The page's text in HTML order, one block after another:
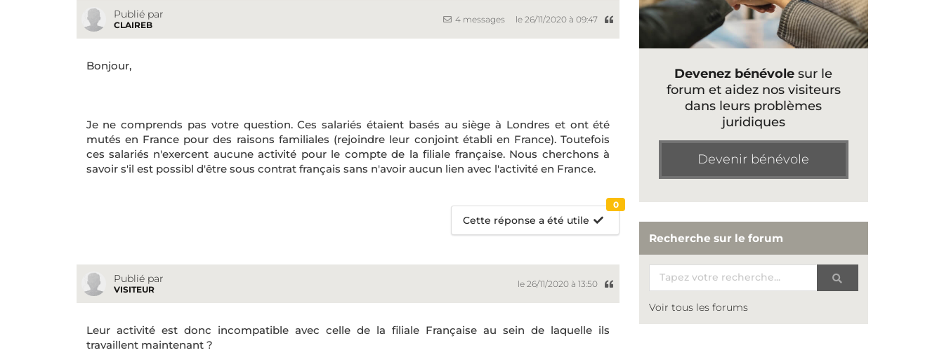
Publié par
CLAIREB
4 messages le 26/11/2020 à 09:47
Bonjour,
Je ne comprends pas votre question. Ces salariés étaient basés au siège à Londres et ont été
mutés en France pour des raisons familiales (rejoindre leur conjoint établi en France). Toutefois
ces salariés n'exercent aucune activité pour le compte de la filiale française. Nous cherchons à
savoir s'il est possibl d'être sous contrat français sans n'avoir aucun lien avec l'activité en France.
Cette réponse a été utile
0
Publié par
VISITEUR
le 26/11/2020 à 13:50
Leur activité est donc incompatible avec celle de la filiale Française au sein de laquelle ils
travaillent maintenant ?
Devenez bénévole sur le
forum et aidez nos visiteurs
dans leurs problèmes
juridiques
Devenir bénévole
Recherche sur le forum
Voir tous les forums